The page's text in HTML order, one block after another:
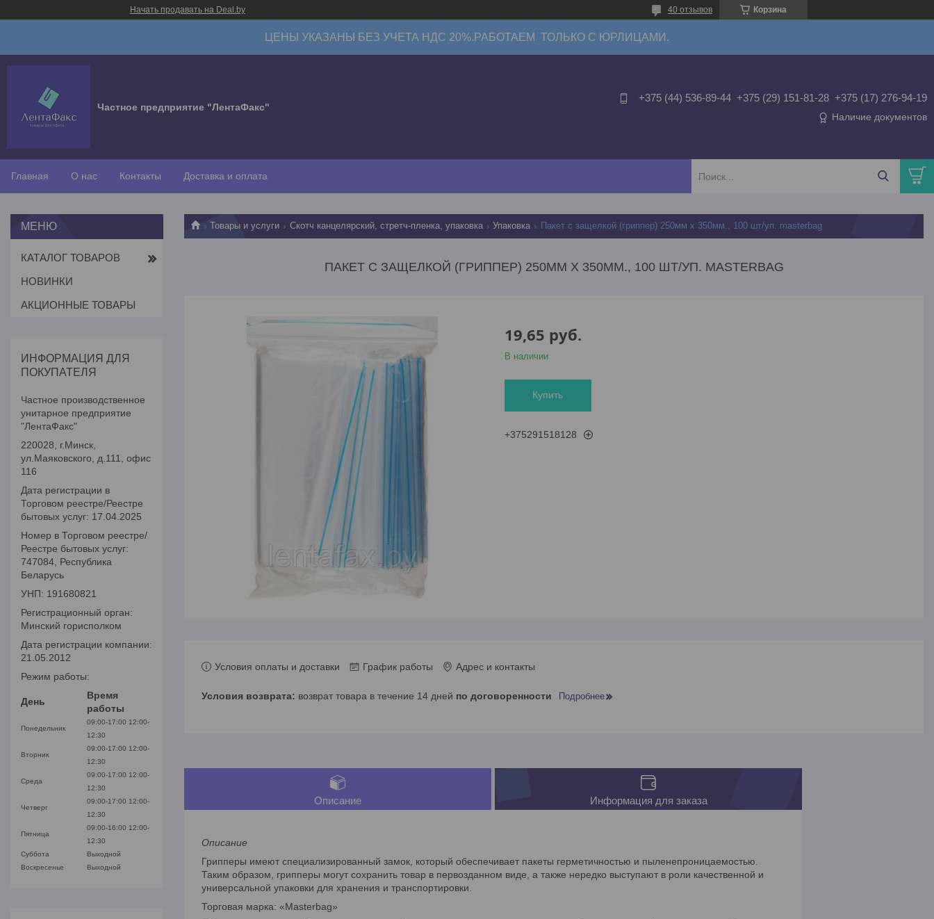
Начать продавать на Deal.by Корзина
40 отзывов
ЦЕНЫ УКАЗАНЫ БЕЗ УЧЕТА НДС 20%.РАБОТАЕМ ТОЛЬКО С ЮРЛИЦАМИ.
Частное предприятие "ЛентаФакс"
+375 (44) 536-89-44 +375 (29) 151-81-28 +375 (17) 276-94-19
Наличие документов
Главная О нас Контакты Доставка и оплата
Товары и услуги Скотч канцелярский, стретч-пленка, упаковка Упаковка Пакет с защелкой (гриппер) 250мм х 350мм., 100 шт/уп. masterbag
ПАКЕТ С ЗАЩЕЛКОЙ (ГРИППЕР) 250ММ Х 350ММ., 100 ШТ/УП. MASTERBAG
19,65 руб.
В наличии
Купить
+375291518128
Условия оплаты и доставки График работы Адрес и контакты
возврат товара в течение 14 дней по договоренности Подробнее
Описание Информация для заказа
Описание
Грипперы имеют специализированный замок, который обеспечивает пакеты герметичностью и пыленепроницаемостью.
Таким образом, грипперы могут сохранить товар в первозданном виде, а также нередко выступают в роли качественной и
универсальной упаковки для хранения и транспортировки.
Торговая марка: «Masterbag»
КАТАЛОГ ТОВАРОВ
НОВИНКИ
АКЦИОННЫЕ ТОВАРЫ
ИНФОРМАЦИЯ ДЛЯ
ПОКУПАТЕЛЯ
Частное производственное
унитарное предприятие
"ЛентаФакс"
220028, г.Минск,
ул.Маяковского, д.111, офис
116
Дата регистрации в
Торговом реестре/Реестре
бытовых услуг: 17.04.2025
Номер в Торговом реестре/
Реестре бытовых услуг:
747084, Республика
Беларусь
УНП: 191680821
Регистрационный орган:
Минский горисполком
Дата регистрации компании:
21.05.2012
Режим работы:
День
Время
работы
Понедельник
09:00-17:00 12:00-
12:30
Вторник
09:00-17:00 12:00-
12:30
Среда
09:00-17:00 12:00-
12:30
Четверг
09:00-17:00 12:00-
12:30
Пятница
09:00-16:00 12:00-
12:30
Суббота
Выходной
Воскресенье
Выходной